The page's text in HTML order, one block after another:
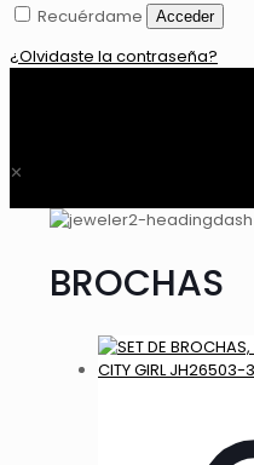
Recuérdame Acceder
¿Olvidaste la contraseña?
✕
BROCHAS